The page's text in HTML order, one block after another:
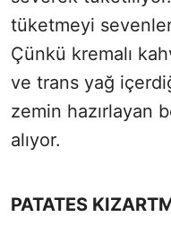
tüketmeyi
Çünkü kremalı
ve trans yağ
zemin hazırlayan
alıyor.
PATATES